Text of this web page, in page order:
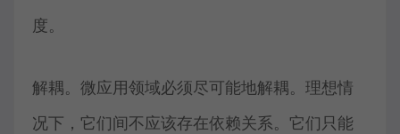
度。
解耦。微应用领域必须尽可能地解耦。理想情
况下，它们间不应该存在依赖关系。它们只能